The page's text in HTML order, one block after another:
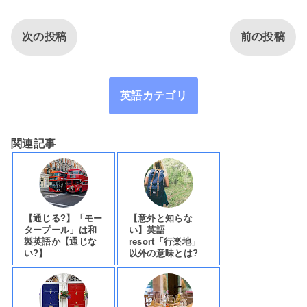
次の投稿 前の投稿
英語カテゴリ
関連記事
【通じる?】「モー
タープール」は和
製英語か【通じな
い?】
【意外と知らな
い】英語
resort「行楽地」
以外の意味とは?